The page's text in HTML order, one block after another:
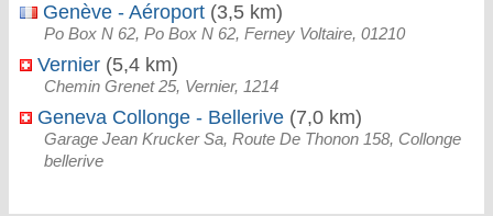
Genève - Aéroport (3,5 km)
Po Box N 62, Po Box N 62, Ferney Voltaire, 01210
Vernier (5,4 km)
Chemin Grenet 25, Vernier, 1214
Geneva Collonge - Bellerive (7,0 km)
Garage Jean Krucker Sa, Route De Thonon 158, Collonge
bellerive